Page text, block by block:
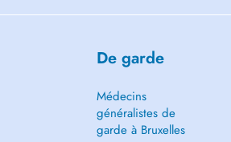
De garde
Médecins
généralistes de
garde à Bruxelles